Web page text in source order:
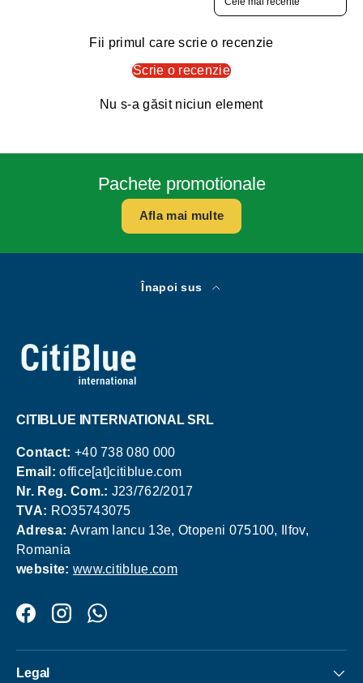
Fii primul care scrie o recenzie
Scrie o recenzie
Nu s-a găsit niciun element
Pachete promotionale
Afla mai multe
Înapoi sus
CITIBLUE INTERNATIONAL SRL
Contact: +40 738 080 000
Email:office[at]citiblue.com
Nr. Reg. Com.: J23/762/2017
TVA: RO35743075
Adresa: Avram Iancu 13e, Otopeni 075100, Ilfov,
Romania
website: www.citiblue.com
FacebookInstagramWhatsApp
Legal